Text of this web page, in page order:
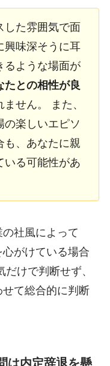
した雰囲気で面
興味深そうに耳
るような場面が
たとの相性が良
せん。 また、
の楽しいエピソ
も、あなたに親
いる可能性があ
社風によって
がけている場合
けで判断せず、
て総合的に判断
は内定辞退を懸